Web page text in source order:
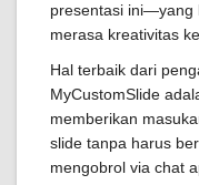
presentasi ini—yang
merasa kreativitas
Hal terbaik dari
MyCustomSlide
memberikan
slide tanpa harus
mengobrol via chat